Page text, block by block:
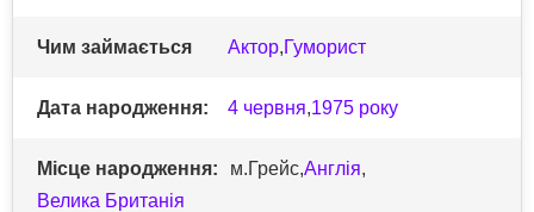
Чим займається Актор,Гуморист
Дата народження: 4 червня,1975 року
Місце народження: м.Грейс,Англія,
Велика Британія